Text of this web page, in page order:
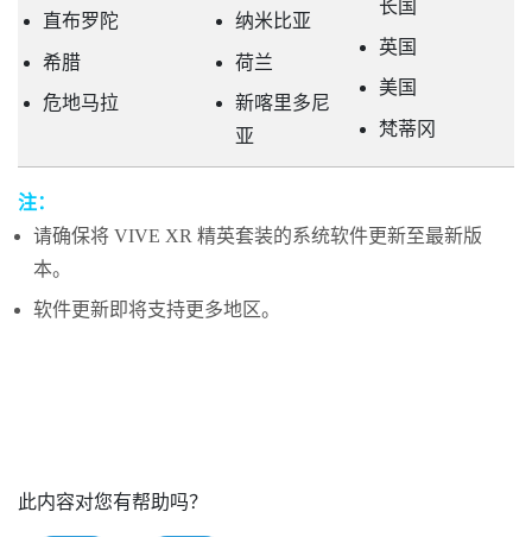
直布罗陀
希腊
危地马拉
纳米比亚
荷兰
新喀里多尼
亚
长国
英国
美国
梵蒂冈
注：
请确保将 VIVE XR 精英套装的系统软件更新至最新版
本。
软件更新即将支持更多地区。
此内容对您有帮助吗？